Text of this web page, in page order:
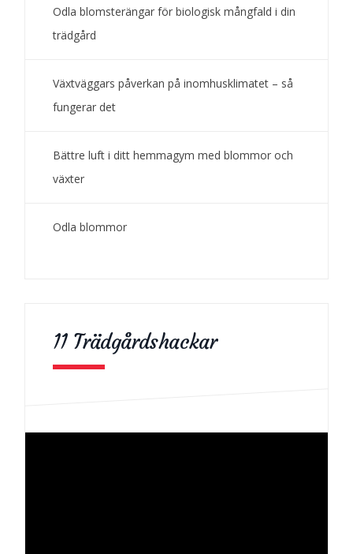
Odla blomsterängar för biologisk mångfald i din
trädgård
Växtväggars påverkan på inomhusklimatet – så
fungerar det
Bättre luft i ditt hemmagym med blommor och
växter
Odla blommor
11 Trädgårdshackar